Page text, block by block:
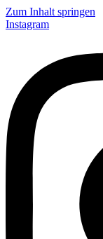
Zum Inhalt springen
Instagram